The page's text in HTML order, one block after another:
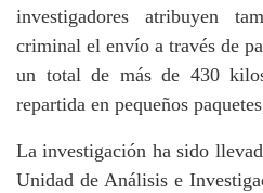
investigadores atribuyen
criminal el envío a través de
un total de más de 430
repartida en pequeños
La investigación ha sido
Unidad de Análisis e